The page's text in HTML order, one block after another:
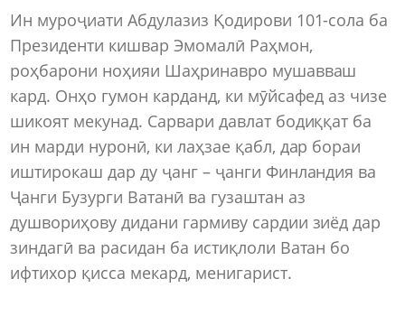
Ин муроҷиати Абдулазиз Қодирови 101-сола ба
Президенти кишвар Эмомалӣ Раҳмон,
роҳбарони ноҳияи Шаҳринавро мушавваш
кард. Онҳо гумон карданд, ки мӯйсафед аз чизе
шикоят мекунад. Сарвари давлат бодиққат ба
ин марди нуронӣ, ки лаҳзае қабл, дар бораи
иштирокаш дар ду ҷанг – ҷанги Финландия ва
Ҷанги Бузурги Ватанӣ ва гузаштан аз
душвориҳову дидани гармиву сардии зиёд дар
зиндагӣ ва расидан ба истиқлоли Ватан бо
ифтихор қисса мекард, менигарист.